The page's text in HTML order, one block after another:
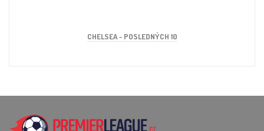
CHELSEA - POSLEDNÝCH 10